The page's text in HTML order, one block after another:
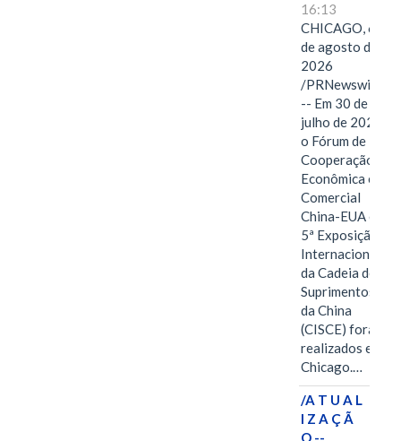
16:13
CHICAGO, 6
de agosto de
2026
/PRNewswire/
-- Em 30 de
julho de 2026,
o Fórum de
Cooperação
Econômica e
Comercial
China-EUA e a
5ª Exposição
Internacional
da Cadeia de
Suprimentos
da China
(CISCE) foram
realizados em
Chicago.…
/A T U A L
I Z A Ç Ã
O --